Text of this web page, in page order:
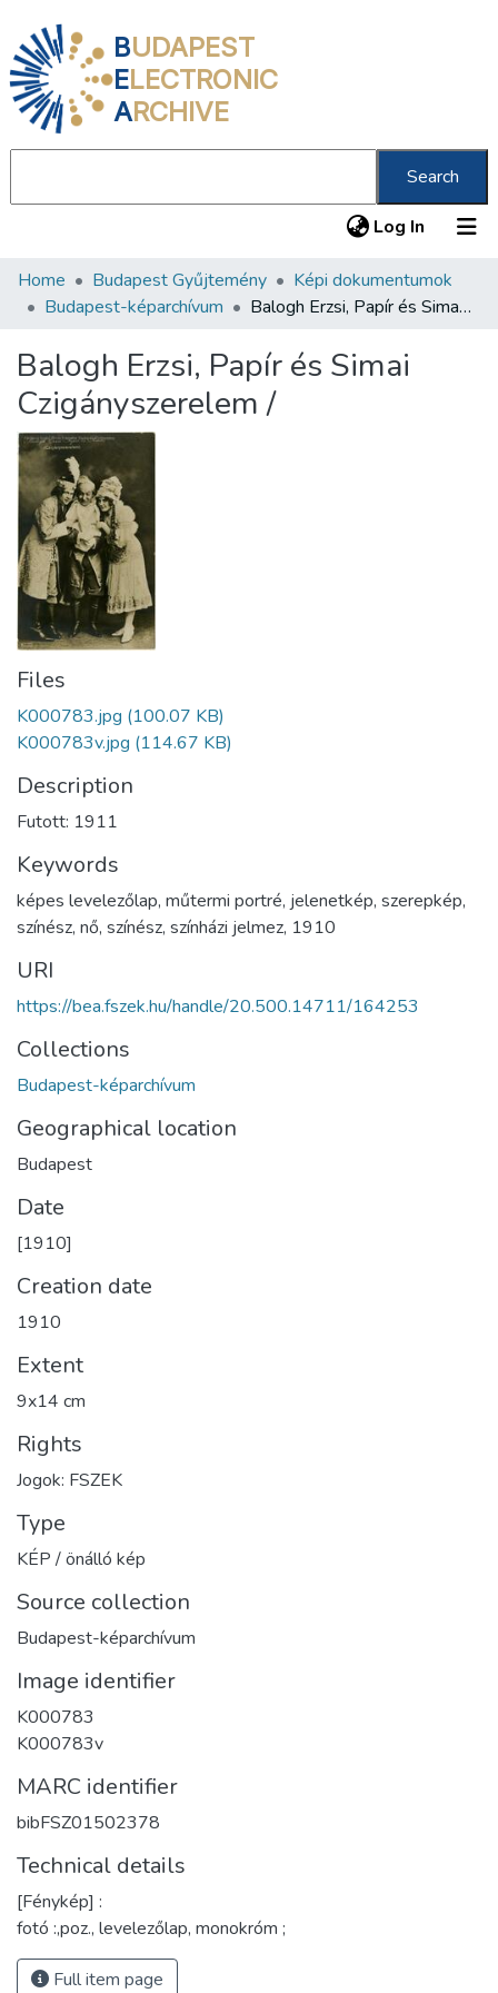
BUDAPEST
ELECTRONIC
ARCHIVE
Search
Log In (current)
Communities & Collections
Statistics
About us
Home Budapest Gyűjtemény
Képi dokumentumok
Budapest-képarchívum
Balogh Erzsi, Papír és Simai Czigányszerelem /
Balogh Erzsi, Papír és Simai
Czigányszerelem /
Files
K000783.jpg (100.07 KB)
K000783v.jpg (114.67 KB)
Description
Futott: 1911
Keywords
képes levelezőlap, műtermi portré, jelenetkép, szerepkép,
színész, nő, színész, színházi jelmez, 1910
URI
https://bea.fszek.hu/handle/20.500.14711/164253
Collections
Budapest-képarchívum
Geographical location
Budapest
Date
[1910]
Creation date
1910
Extent
9x14 cm
Rights
Jogok: FSZEK
Type
KÉP / önálló kép
Source collection
Budapest-képarchívum
Image identifier
K000783
K000783v
MARC identifier
bibFSZ01502378
Technical details
[Fénykép] :
fotó :,poz., levelezőlap, monokróm ;
Full item page